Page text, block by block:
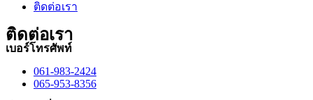
ติดต่อเรา
ติดต่อเรา
เบอร์โทรศัพท์
061-983-2424
065-953-8356